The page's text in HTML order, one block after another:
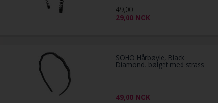
49,00
29,00 NOK
SOHO Hårbøyle, Black
Diamond, bølget med strass
49,00 NOK